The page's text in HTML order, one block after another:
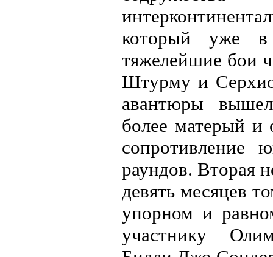
который уже в
тяжелейшие бои
Штурму и
авантюры
более матерый
сопротивление
раундов. Вторая
девять месяцев
упорном и
участнику